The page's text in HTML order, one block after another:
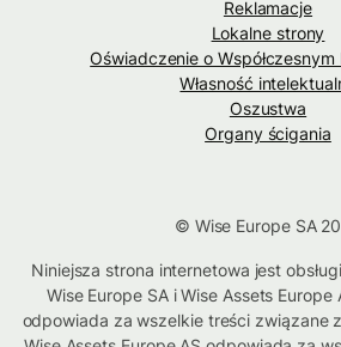
Reklamacje
Lokalne strony
Oświadczenie o
Własność
Oszustwa
Organy ścigania
© Wise Europe SA
Niniejsza strona internetowa jest
Wise Europe SA i Wise Assets Europe
odpowiada za wszelkie treści związane